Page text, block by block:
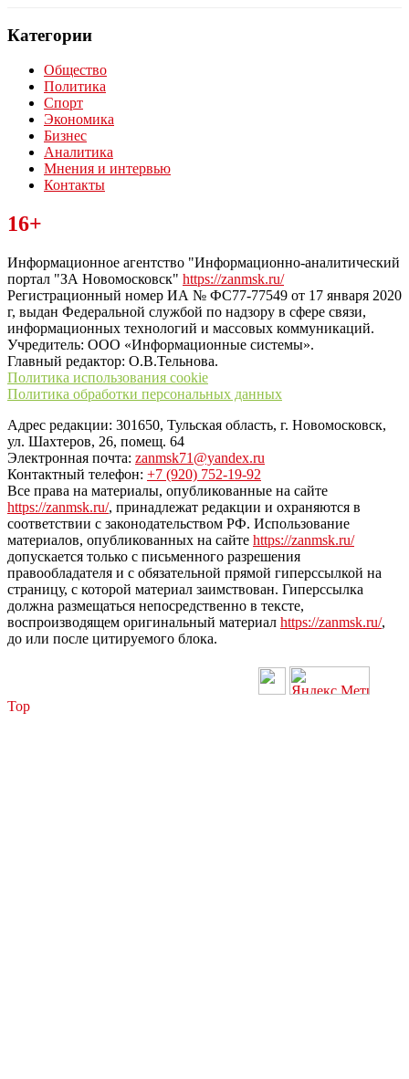
Категории
Общество
Политика
Спорт
Экономика
Бизнес
Аналитика
Мнения и интервью
Контакты
Читайте последние новости дня в Тульской области на сайте
“ЗаНовомосковск”
16+
Информационное агентство "Информационно-аналитический
портал "ЗА Новомосковск" https://zanmsk.ru/
Регистрационный номер ИА № ФС77-77549 от 17 января 2020
г, выдан Федеральной службой по надзору в сфере связи,
информационных технологий и массовых коммуникаций.
Учредитель: ООО «Информационные системы».
Главный редактор: О.В.Тельнова.
Политика использования cookie
Политика обработки персональных данных
Адрес редакции: 301650, Тульская область, г. Новомосковск,
ул. Шахтеров, 26, помещ. 64
Электронная почта: zanmsk71@yandex.ru
Контактный телефон: +7 (920) 752-19-92
Все права на материалы, опубликованные на сайте
https://zanmsk.ru/, принадлежат редакции и охраняются в
соответствии с законодательством РФ. Использование
материалов, опубликованных на сайте https://zanmsk.ru/
допускается только с письменного разрешения
правообладателя и с обязательной прямой гиперссылкой на
страницу, с которой материал заимствован. Гиперссылка
должна размещаться непосредственно в тексте,
воспроизводящем оригинальный материал https://zanmsk.ru/,
до или после цитируемого блока.
Top